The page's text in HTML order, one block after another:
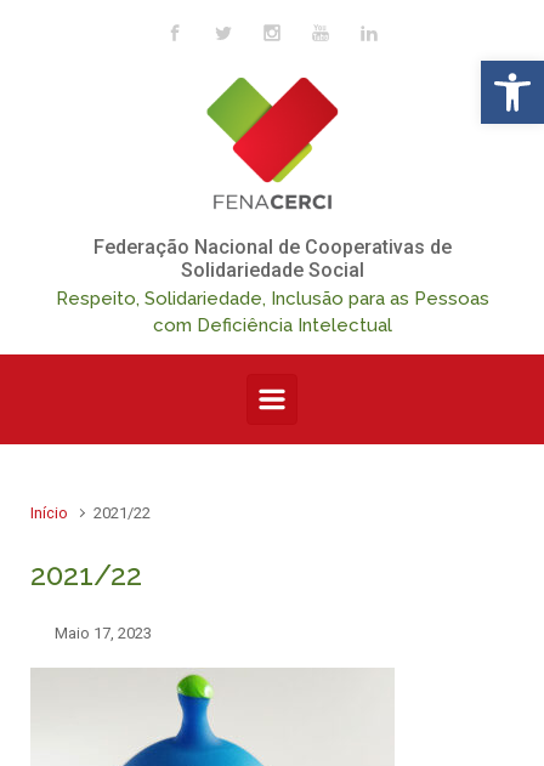
Skip to main content
Federação Nacional de Cooperativas de
Solidariedade Social
Respeito, Solidariedade, Inclusão para as Pessoas
com Deficiência Intelectual
Início 2021/22
2021/22
Maio 17, 2023